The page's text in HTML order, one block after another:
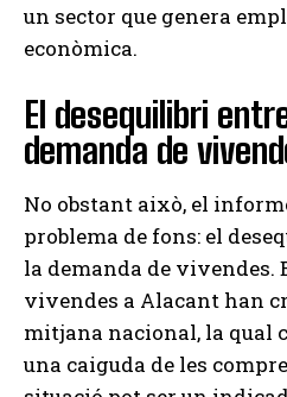
un sector que genera
econòmica.
El desequilibri
demanda de
No obstant això, el
problema de fons: el
la demanda de vivendes.
vivendes a Alacant han
mitjana nacional, la qual
una caiguda de les